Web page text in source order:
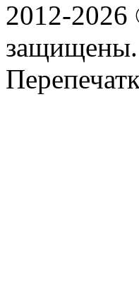
2012-
защищены.